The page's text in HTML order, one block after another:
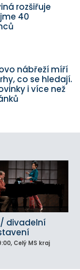
rozšiřuje
40
nábřeží míří
co se hledají.
i více než
divadelní
, Celý MS kraj